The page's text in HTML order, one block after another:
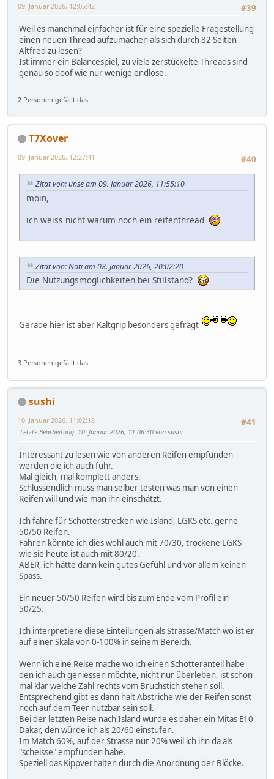
#39
09. Januar 2026, 12:05:42
Weil es manchmal einfacher ist für eine spezielle Fragestellung
einen neuen Thread aufzumachen als sich durch 82 Seiten
Altfred zu lesen?
Ist immer ein Balancespiel, zu viele zerstückelte Threads sind
genau so doof wie nur wenige endlose.
2 Personen gefällt das.
T7Xover
#40
09. Januar 2026, 12:27:41
Zitat von: unse am 09. Januar 2026, 11:55:10
moin,
ich weiss nicht warum noch ein reifenthread
Zitat von: Noti am 08. Januar 2026, 20:02:20
Die Nutzungsmöglichkeiten bei Stillstand?
Gerade hier ist aber Kaltgrip besonders gefragt
3 Personen gefällt das.
sushi
#41
10. Januar 2026, 11:02:18
Letzte Bearbeitung: 10. Januar 2026, 11:06:30 von sushi
Interessant zu lesen wie von anderen Reifen empfunden
werden die ich auch fuhr.
Mal gleich, mal komplett anders.
Schlussendlich muss man selber testen was man von einen
Reifen will und wie man ihn einschätzt.
Ich fahre für Schotterstrecken wie Island, LGKS etc. gerne
50/50 Reifen.
Fahren könnte ich dies wohl auch mit 70/30, trockene LGKS
wie sie heute ist auch mit 80/20.
ABER, ich hätte dann kein gutes Gefühl und vor allem keinen
Spass.
Ein neuer 50/50 Reifen wird bis zum Ende vom Profil ein
50/25.
Ich interpretiere diese Einteilungen als Strasse/Match wo ist er
auf einer Skala von 0-100% in seinem Bereich.
Wenn ich eine Reise mache wo ich einen Schotteranteil habe
den ich auch geniessen möchte, nicht nur überleben, ist schon
mal klar welche Zahl rechts vom Bruchstich stehen soll.
Entsprechend gibt es dann halt Abstriche wie der Reifen sonst
noch auf dem Teer nutzbar sein soll.
Bei der letzten Reise nach Island wurde es daher ein Mitas E10
Dakar, den würde ich als 20/60 einstufen.
Im Match 60%, auf der Strasse nur 20% weil ich ihn da als
"scheisse" empfunden habe.
Speziell das Kippverhalten durch die Anordnung der Blöcke.